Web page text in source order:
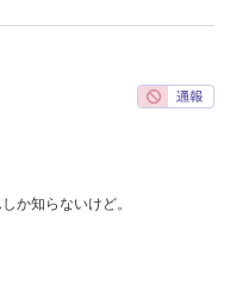
か知らないけど。